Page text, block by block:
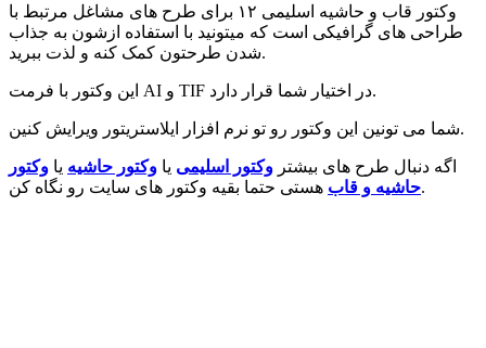
وکتور قاب و حاشیه اسلیمی ۱۲ برای طرح های مشاغل مرتبط با
طراحی های گرافیکی است که میتونید با استفاده ازشون به جذاب
شدن طرحتون کمک کنه و لذت ببرید.
این وکتور با فرمت AI و TIF در اختیار شما قرار دارد.
شما می تونین این وکتور رو تو نرم افزار ایلاستریتور ویرایش کنین.
اگه دنبال طرح های بیشتر وکتور اسلیمی یا وکتور حاشیه یا وکتور
حاشیه و قابهستی حتما بقیه وکتور های سایت رو نگاه کن.